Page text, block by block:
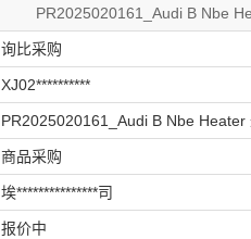
PR2025020161_Audi B Nbe
询比采购
XJ02**********
PR2025020161_Audi B Nbe Heater
商品采购
埃***************司
报价中